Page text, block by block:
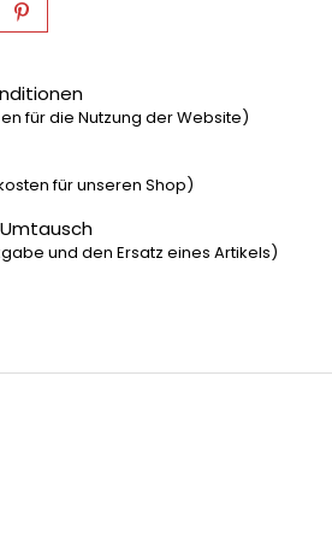
für die Nutzung der Website)
für unseren Shop)
und den Ersatz eines Artikels)